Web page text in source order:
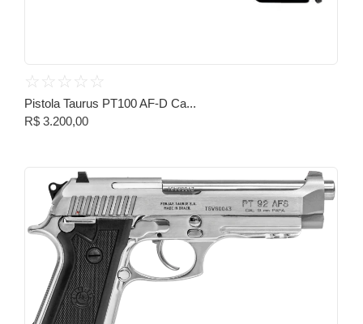
☆ ☆ ☆ ☆ ☆
Pistola Taurus PT100 AF-D Ca...
R$ 3.200,00